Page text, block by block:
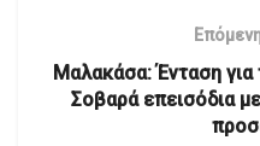
Μαλακάσα: Ένταση
Σοβαρά επεισόδια